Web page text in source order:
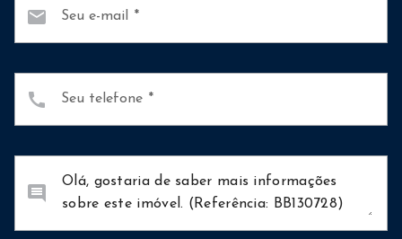
Seu e-mail
mail
Seu telefone
call
comment